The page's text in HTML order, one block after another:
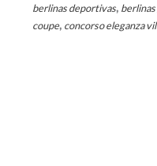
berlinas deportivas,
coupe, concorso eleganza